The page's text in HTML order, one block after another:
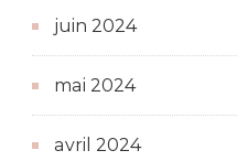
juin 2024
mai 2024
avril 2024